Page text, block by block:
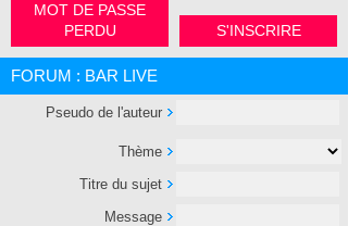
MOT DE PASSE
PERDU
S'INSCRIRE
FORUM : BAR LIVE
Pseudo de l'auteur
Thème
Titre du sujet
Message